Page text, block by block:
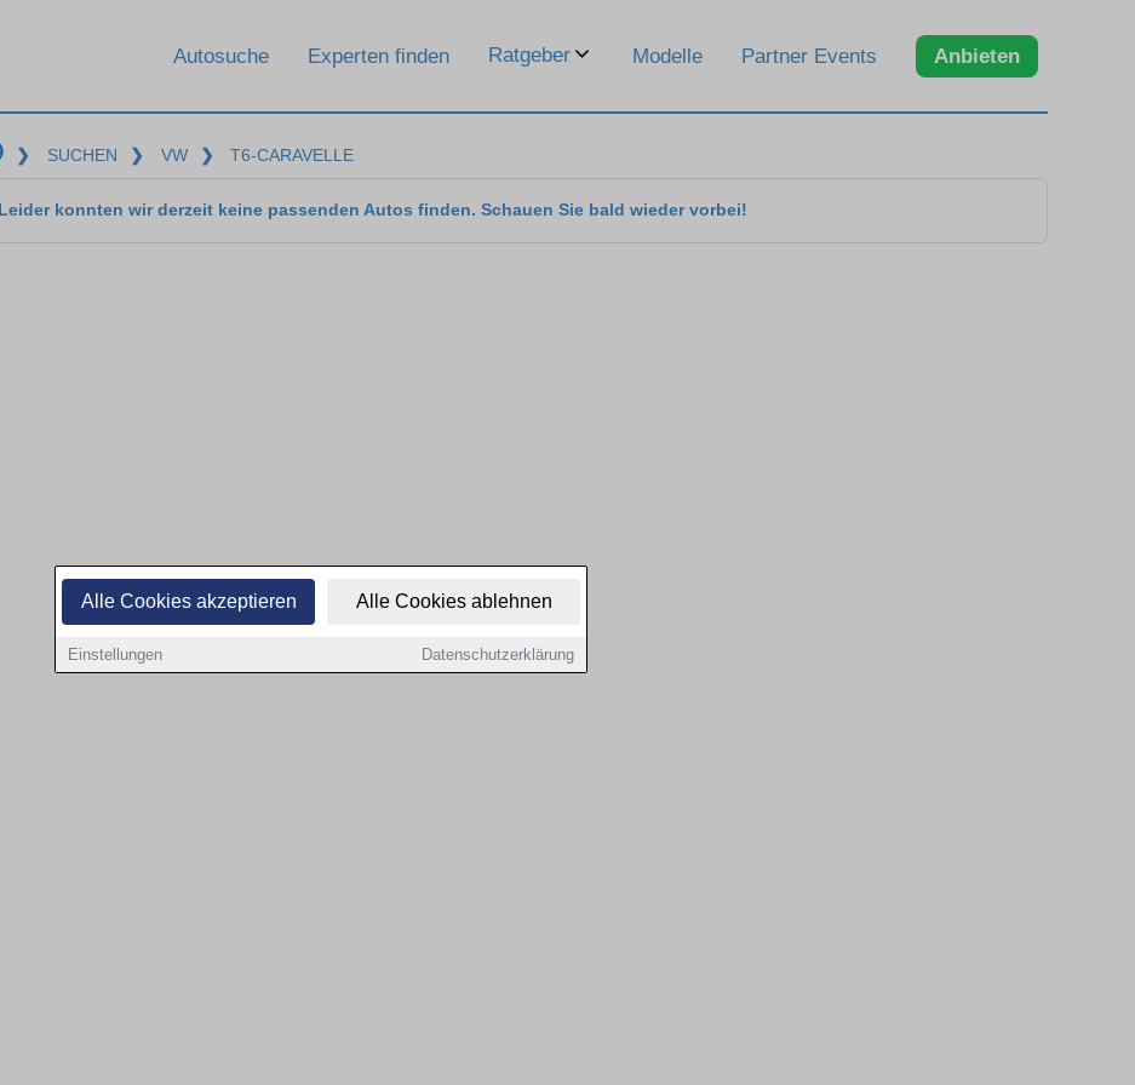
Alle Cookies akzeptieren Alle Cookies ablehnen
Einstellungen Datenschutzerklärung
Autosuche Experten finden Ratgeber Modelle Partner Events Anbieten
❯ SUCHEN ❯ VW ❯ T6-CARAVELLE
Leider konnten wir derzeit keine passenden Autos finden. Schauen Sie bald wieder vorbei!